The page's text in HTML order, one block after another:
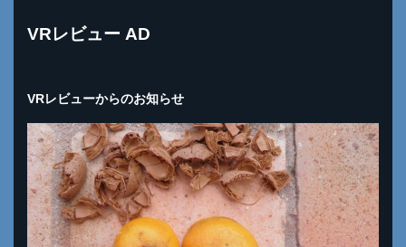
VRレビュー AD
VRレビューからのお知らせ